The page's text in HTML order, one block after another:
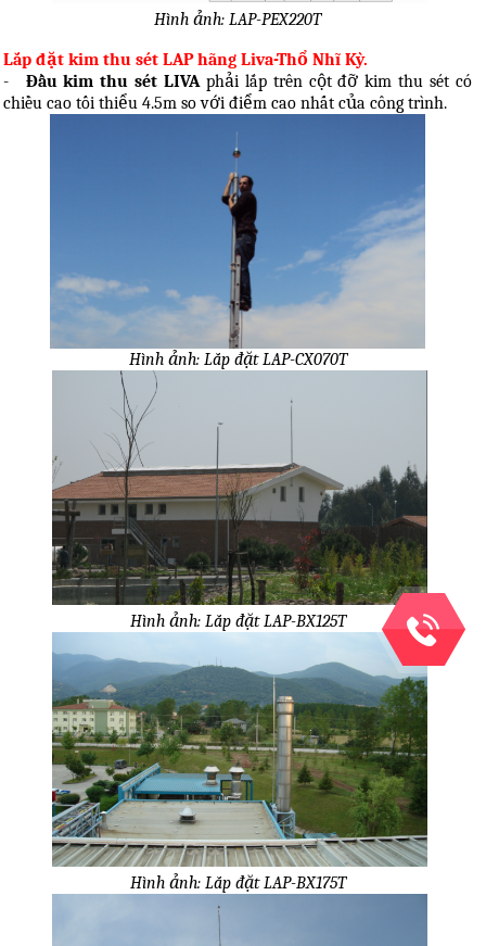
Hình ảnh: LAP-PEX220T
Lắp đặt kim thu sét LAP hãng Liva-Thổ Nhĩ Kỳ.
-
Đầu kim thu sét LIVAphải lắp trên cột đỡ kim thu sét có
chiều cao tối thiểu 4.5m so với điểm cao nhất của công trình.
Hình ảnh: Lắp đặt LAP-CX070T
Hình ảnh: Lắp đặt LAP-BX125T
Hình ảnh: Lắp đặt LAP-BX175T